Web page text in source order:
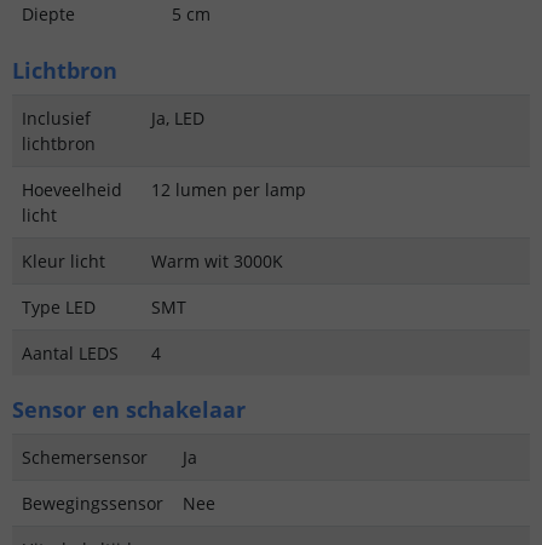
Diepte
5 cm
Lichtbron
Inclusief
lichtbron
Ja, LED
Hoeveelheid
licht
12 lumen per lamp
Kleur licht
Warm wit 3000K
Type LED
SMT
Aantal LEDS
4
Sensor en schakelaar
Schemersensor
Ja
Bewegingssensor
Nee